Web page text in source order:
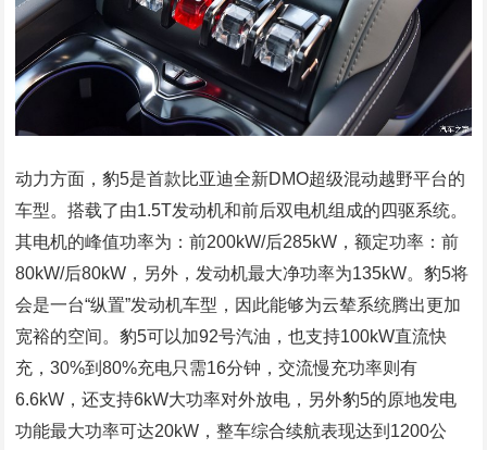
动力方面，豹5是首款比亚迪全新DMO超级混动越野平台的
车型。搭载了由1.5T发动机和前后双电机组成的四驱系统。
其电机的峰值功率为：前200kW/后285kW，额定功率：前
80kW/后80kW，另外，发动机最大净功率为135kW。豹5将
会是一台“纵置”发动机车型，因此能够为云辇系统腾出更加
宽裕的空间。豹5可以加92号汽油，也支持100kW直流快
充，30%到80%充电只需16分钟，交流慢充功率则有
6.6kW，还支持6kW大功率对外放电，另外豹5的原地发电
功能最大功率可达20kW，整车综合续航表现达到1200公